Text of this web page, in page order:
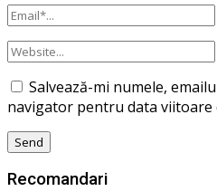
Salvează-mi numele,
navigator pentru data viitoare
Recomandari